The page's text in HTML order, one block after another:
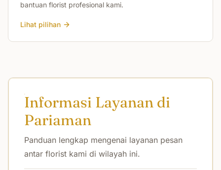
bantuan florist profesional kami.
Lihat pilihan
Informasi Layanan di
Pariaman
Panduan lengkap mengenai layanan pesan
antar florist kami di wilayah ini.